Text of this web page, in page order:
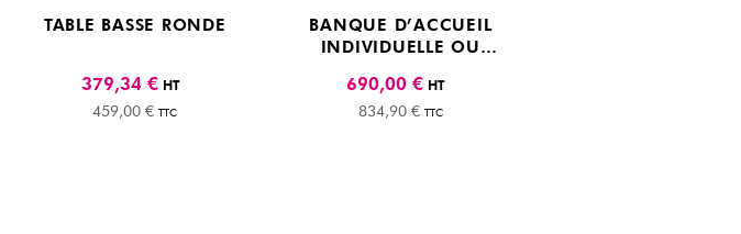
TABLE BASSE RONDE
379,34 € HT
459,00 € TTC
BANQUE D’ACCUEIL
INDIVIDUELLE OU
PROFESSIONNELLE
690,00 € HT
834,90 € TTC